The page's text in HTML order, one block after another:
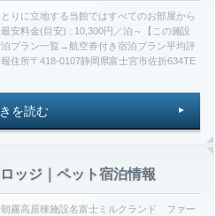
りに立地する当館ではすべてのお部屋から
安料金(目安) : 10,300円／泊～【この施設
プラン一覧→航空券付き宿泊プラン平均評
住所〒418-0107静岡県富士宮市佐折634TE
を読む
ッジ｜ペット宿泊情報
霧高原棟施設名富士ミルクランド ファー